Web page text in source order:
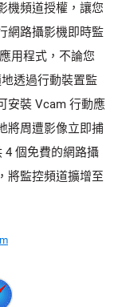
機頻道授權，讓您
網路攝影機即時監
用程式，不論您
透過行動裝置監
安裝 Vcam 行動應
將周遭影像立即捕
4 個免費的網路攝
，將監控頻道擴增至